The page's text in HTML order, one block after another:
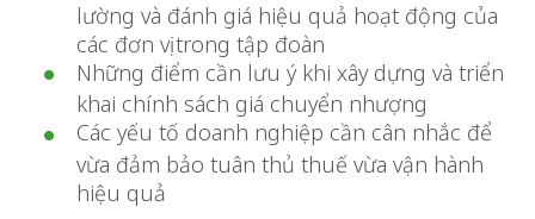
lường và đánh giá hiệu quả hoạt động của
các đơn vị trong tập đoàn
Những điểm cần lưu ý khi xây dựng và triển
khai chính sách giá chuyển nhượng
Các yếu tố doanh nghiệp cần cân nhắc để
vừa đảm bảo tuân thủ thuế vừa vận hành
hiệu quả